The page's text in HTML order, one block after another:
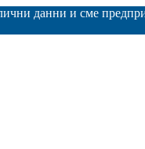
данни и сме